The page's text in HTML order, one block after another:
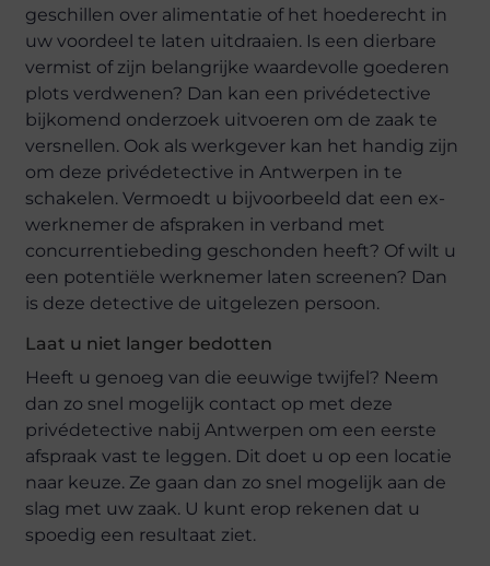
geschillen over alimentatie of het hoederecht in
uw voordeel te laten uitdraaien. Is een dierbare
vermist of zijn belangrijke waardevolle goederen
plots verdwenen? Dan kan een privédetective
bijkomend onderzoek uitvoeren om de zaak te
versnellen. Ook als werkgever kan het handig zijn
om deze privédetective in Antwerpen in te
schakelen. Vermoedt u bijvoorbeeld dat een ex-
werknemer de afspraken in verband met
concurrentiebeding geschonden heeft? Of wilt u
een potentiële werknemer laten screenen? Dan
is deze detective de uitgelezen persoon.
Laat u niet langer bedotten
Heeft u genoeg van die eeuwige twijfel? Neem
dan zo snel mogelijk contact op met deze
privédetective nabij Antwerpen om een eerste
afspraak vast te leggen. Dit doet u op een locatie
naar keuze. Ze gaan dan zo snel mogelijk aan de
slag met uw zaak. U kunt erop rekenen dat u
spoedig een resultaat ziet.